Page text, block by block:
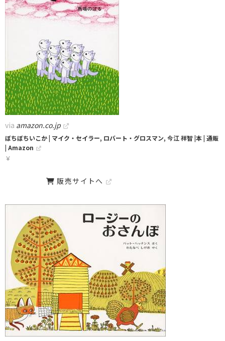
via amazon.co.jp
ぼちぼちいこか | マイク・セイラー, ロバート・グロスマン, 今江 祥智 |本 | 通販
| Amazon
￥
販売サイトへ